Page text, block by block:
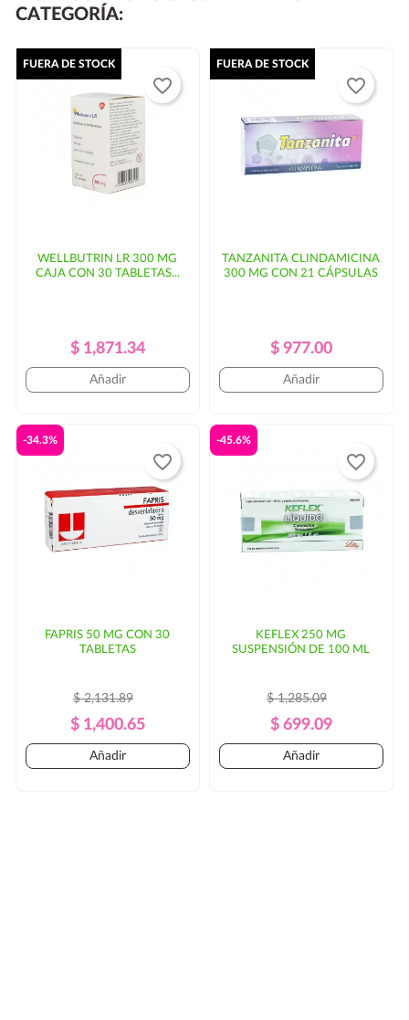
habituales de puede haber un
incremento en el costo del envío y/o mayor tiempo de
entrega. En ese caso, se solicitaría autorización por
parte del cliente.
CATEGORÍA:
WELLBUTRIN LR 300 MG
CAJA CON 30 TABLETAS...
Precio
Regular
Precio
$ 1,871.34
FUERA DE STOCK
Añadir
favorite_border
TANZANITA CLINDAMICINA
300 MG CON 21 CÁPSULAS
Precio
Regular
Precio
$ 977.00
FUERA DE STOCK
Añadir
favorite_border
FAPRIS 50 MG CON 30
TABLETAS
Precio
Regular
$ 2,131.89
Precio
$ 1,400.65
-34.3%
Añadir
favorite_border
KEFLEX 250 MG
SUSPENSIÓN DE 100 ML
Precio
Regular
$ 1,285.09
Precio
$ 699.09
-45.6%
Añadir
favorite_border